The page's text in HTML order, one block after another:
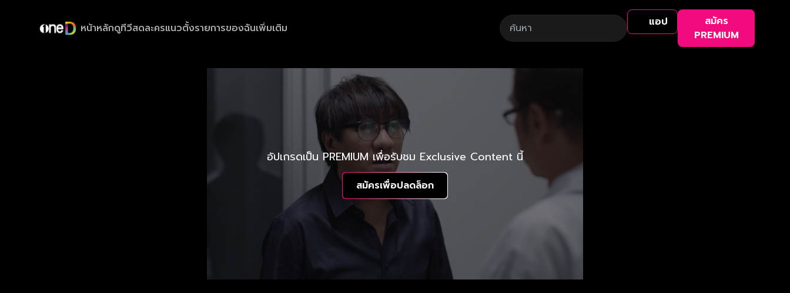
หน้าหลักดูทีวีสดละครแนวตั้งรายการของฉันเพิ่มเติม แอป
สมัคร
PREMIUM
อัปเกรดเป็น PREMIUM เพื่อรับชม Exclusive Content นี้
สมัครเพื่อปลดล็อก